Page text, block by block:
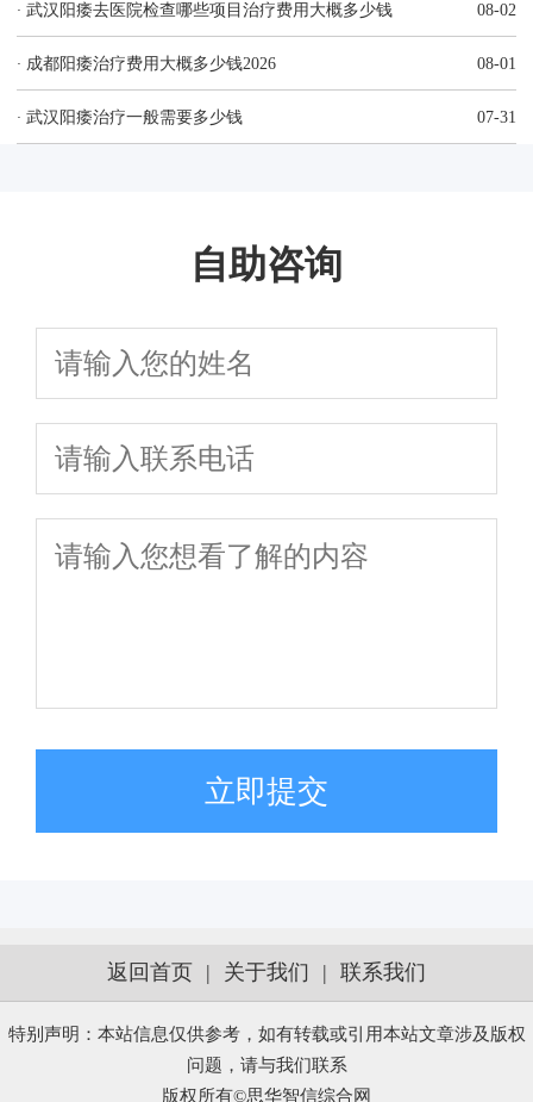
· 武汉阳痿去医院检查哪些项目治疗费用大概多少钱 08-02
· 成都阳痿治疗费用大概多少钱2026 08-01
· 武汉阳痿治疗一般需要多少钱 07-31
自助咨询
立即提交
返回首页 | 关于我们 | 联系我们
特别声明：本站信息仅供参考，如有转载或引用本站文章涉及版权
问题，请与我们联系
版权所有©思华智信综合网